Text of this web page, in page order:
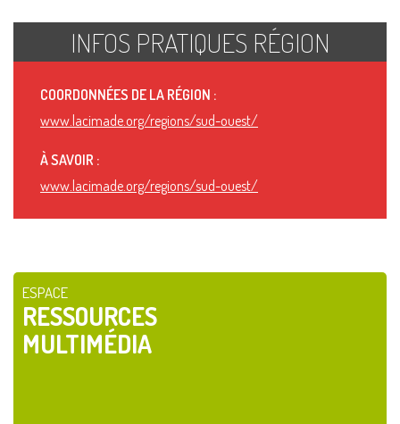
INFOS PRATIQUES RÉGION
COORDONNÉES DE LA RÉGION :
www.lacimade.org/regions/sud-ouest/
À SAVOIR :
www.lacimade.org/regions/sud-ouest/
ESPACE
RESSOURCES
MULTIMÉDIA